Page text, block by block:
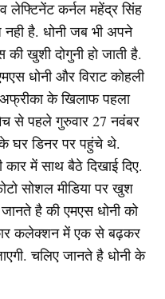
लेफ्टिनेंट कर्नल महेंद्र सिंह
है. धोनी जब भी अपने
खुशी दोगुनी हो जाती है.
धोनी और विराट कोहली
के खिलाफ पहला
से पहले गुरुवार 27 नवंबर
के घर डिनर पर पहुंचे थे.
कार में साथ बैठे दिखाई दिए.
सोशल मीडिया पर खुश
है की एमएस धोनी को
कलेक्शन में एक से बढ़कर
चलिए जानते है धोनी के